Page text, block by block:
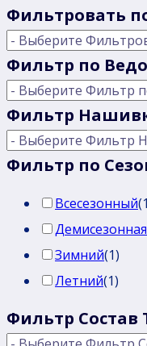
Фильтровать
Фильтр по
Фильтр
Фильтр по
Всесезонный(1
Демисезонная
Зимний(1)
Летний(1)
Фильтр Состав